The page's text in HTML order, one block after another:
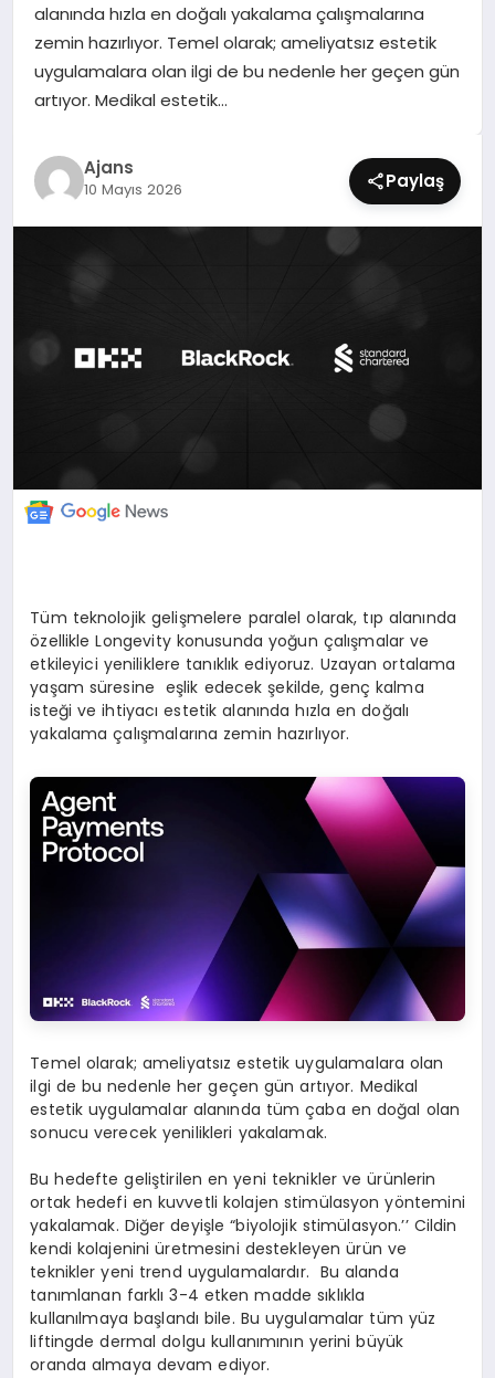
SPOR
TEKNOLOJI
alanında hızla en doğalı yakalama çalışmalarına
zemin hazırlıyor. Temel olarak; ameliyatsız estetik
uygulamalara olan ilgi de bu nedenle her geçen gün
artıyor. Medikal estetik…
Ajans
10 Mayıs 2026 Paylaş
Tüm teknolojik gelişmelere paralel olarak, tıp alanında
özellikle Longevity konusunda yoğun çalışmalar ve
etkileyici yeniliklere tanıklık ediyoruz. Uzayan ortalama
yaşam süresine eşlik edecek şekilde, genç kalma
isteği ve ihtiyacı estetik alanında hızla en doğalı
yakalama çalışmalarına zemin hazırlıyor.
Temel olarak; ameliyatsız estetik uygulamalara olan
ilgi de bu nedenle her geçen gün artıyor. Medikal
estetik uygulamalar alanında tüm çaba en doğal olan
sonucu verecek yenilikleri yakalamak.
Bu hedefte geliştirilen en yeni teknikler ve ürünlerin
ortak hedefi en kuvvetli kolajen stimülasyon yöntemini
yakalamak. Diğer deyişle “biyolojik stimülasyon.’’ Cildin
kendi kolajenini üretmesini destekleyen ürün ve
teknikler yeni trend uygulamalardır. Bu alanda
tanımlanan farklı 3-4 etken madde sıklıkla
kullanılmaya başlandı bile. Bu uygulamalar tüm yüz
liftingde dermal dolgu kullanımının yerini büyük
oranda almaya devam ediyor.